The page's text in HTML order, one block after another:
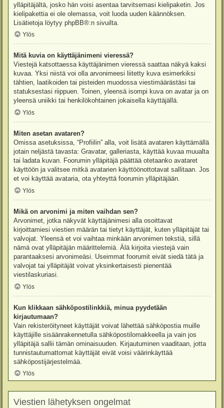
ylläpitäjältä, josko hän voisi asentaa tarvitsemasi kielipaketin. Jos
kielipakettia ei ole olemassa, voit luoda uuden käännöksen.
Lisätietoja löytyy phpBB®:n sivuilta.
Ylös
Mitä kuvia on käyttäjänimeni vieressä?
Viestejä katsottaessa käyttäjänimen vieressä saattaa näkyä kaksi
kuvaa. Yksi niistä voi olla arvonimeesi liitetty kuva esimerkiksi
tähtien, laatikoiden tai pisteiden muodossa viestimäärästäsi tai
statuksestasi riippuen. Toinen, yleensä isompi kuva on avatar ja on
yleensä uniikki tai henkilökohtainen jokaisella käyttäjällä.
Ylös
Miten asetan avataren?
Omissa asetuksissa, “Profiilin” alla, voit lisätä avataren käyttämällä
jotain neljästä tavasta: Gravatar, galleriasta, käyttää kuvaa muualta
tai ladata kuvan. Foorumin ylläpitäjä päättää otetaanko avataret
käyttöön ja valitsee mitkä avatarien käyttöönottotavat sallitaan. Jos
et voi käyttää avataria, ota yhteyttä foorumin ylläpitäjään.
Ylös
Mikä on arvonimi ja miten vaihdan sen?
Arvonimet, jotka näkyvät käyttäjänimesi alla osoittavat
kirjoittamiesi viestien määrän tai tietyt käyttäjät, kuten ylläpitäjät tai
valvojat. Yleensä et voi vaihtaa minkään arvonimen tekstiä, sillä
nämä ovat ylläpitäjän määrittelemiä. Älä kirjoita viestejä vain
parantaaksesi arvonimeäsi. Useimmat foorumit eivät siedä tätä ja
valvojat tai ylläpitäjät voivat yksinkertaisesti pienentää
viestilaskuriasi.
Ylös
Kun klikkaan sähköpostilinkkiä, minua pyydetään
kirjautumaan?
Vain rekisteröityneet käyttäjät voivat lähettää sähköpostia muille
käyttäjille sisäänrakennetulla sähköpostilomakkeella ja vain jos
ylläpitäjä sallii tämän ominaisuuden. Kirjautuminen vaaditaan, jotta
tunnistautumattomat käyttäjät eivät voisi väärinkäyttää
sähköpostijärjestelmää.
Ylös
Viestien lähetyksen ongelmat